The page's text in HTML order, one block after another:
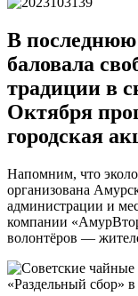
В последнюю
баловала
традиции в
Октября
городская
Напомним, что
организована
администрации и
компании
волонтёров —